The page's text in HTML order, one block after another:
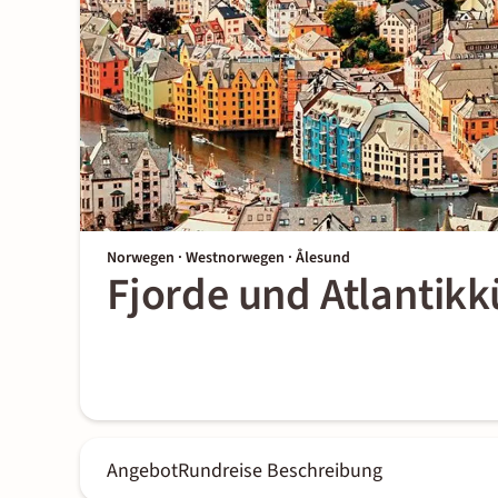
Norwegen · Westnorwegen · Ålesund
Fjorde und
AngebotRundreise Beschreibung